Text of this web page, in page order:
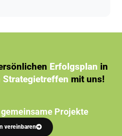
Erfolgsplan in
Strategietreffen mit uns!
Projekte
vereinbaren